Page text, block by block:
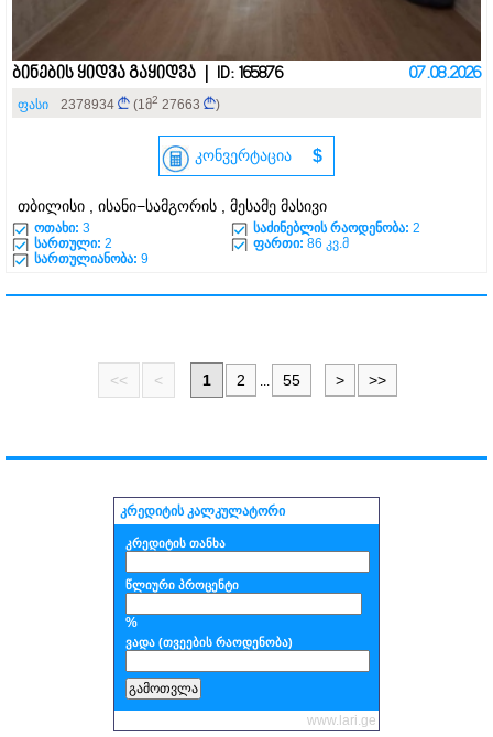
ბინების ყიდვა გაყიდვა | ID: 165876 07.08.2026
ფასი 2378934 (1მ2 27663 )
კონვერტაცია $
თბილისი , ისანი−სამგორის , მესამე მასივი
ოთახი: 3 საძინებლის რაოდენობა: 2
სართული: 2 ფართი: 86 კვ.მ
სართულიანობა: 9
<< < 1 2 55 > >>
კრედიტის კალკულატორი
კრედიტის თანხა
წლიური პროცენტი
%
ვადა (თვეების რაოდენობა)
www.lari.ge